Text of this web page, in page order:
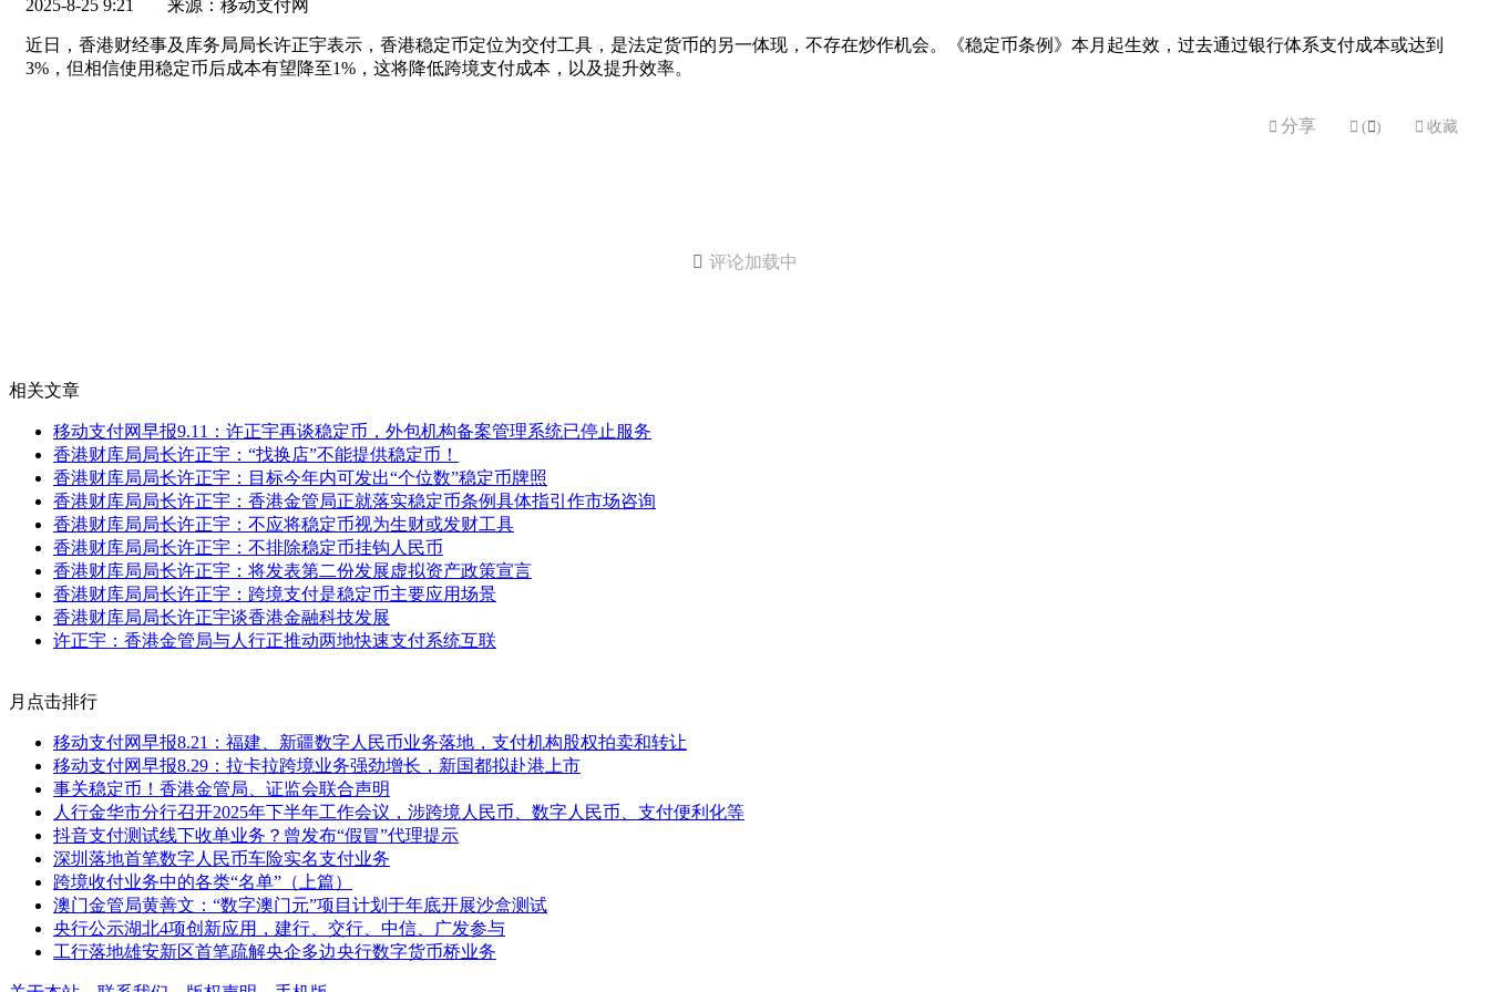
2025-8-25 9:21 来源：移动支付网
近日，香港财经事及库务局局长许正宇表示，香港稳定币定位为交付工具，是法定货币的另一体现，不存在炒作机会。《稳定币条例》本月起生效，过去通过银行体系支付成本或达到
3%，但相信使用稳定币后成本有望降至1%，这将降低跨境支付成本，以及提升效率。
 分享  ( )  收藏
 评论加载中
相关文章
移动支付网早报9.11：许正宇再谈稳定币，外包机构备案管理系统已停止服务
香港财库局局长许正宇：“找换店”不能提供稳定币！
香港财库局局长许正宇：目标今年内可发出“个位数”稳定币牌照
香港财库局局长许正宇：香港金管局正就落实稳定币条例具体指引作市场咨询
香港财库局局长许正宇：不应将稳定币视为生财或发财工具
香港财库局局长许正宇：不排除稳定币挂钩人民币
香港财库局局长许正宇：将发表第二份发展虚拟资产政策宣言
香港财库局局长许正宇：跨境支付是稳定币主要应用场景
香港财库局局长许正宇谈香港金融科技发展
许正宇：香港金管局与人行正推动两地快速支付系统互联
月点击排行
移动支付网早报8.21：福建、新疆数字人民币业务落地，支付机构股权拍卖和转让
移动支付网早报8.29：拉卡拉跨境业务强劲增长，新国都拟赴港上市
事关稳定币！香港金管局、证监会联合声明
人行金华市分行召开2025年下半年工作会议，涉跨境人民币、数字人民币、支付便利化等
抖音支付测试线下收单业务？曾发布“假冒”代理提示
深圳落地首笔数字人民币车险实名支付业务
跨境收付业务中的各类“名单”（上篇）
澳门金管局黄善文：“数字澳门元”项目计划于年底开展沙盒测试
央行公示湖北4项创新应用，建行、交行、中信、广发参与
工行落地雄安新区首笔疏解央企多边央行数字货币桥业务